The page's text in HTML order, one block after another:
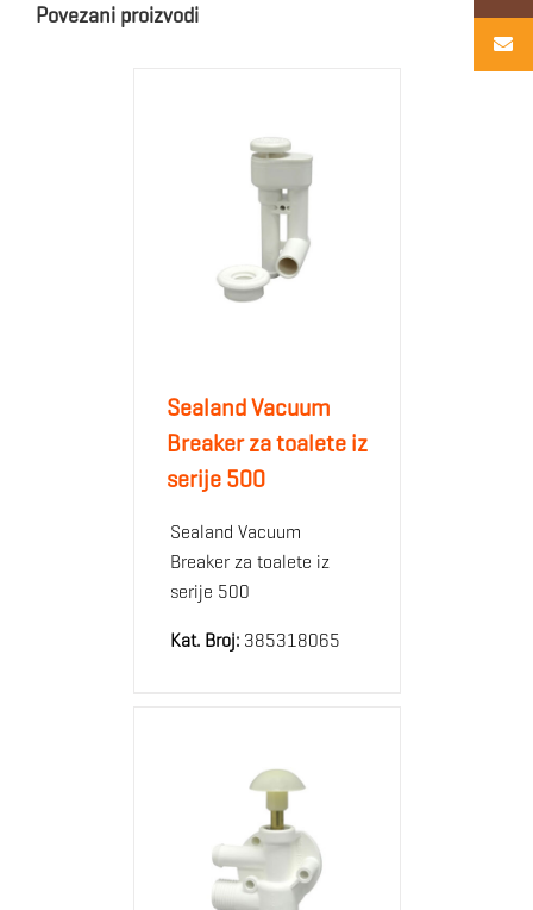
Povezani proizvodi
Sealand Vacuum
Breaker za toalete iz
serije 500
Sealand Vacuum
Breaker za toalete iz
serije 500
Kat. Broj:385318065